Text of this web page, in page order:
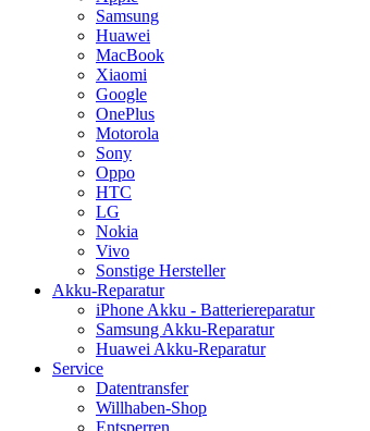
Samsung
Huawei
MacBook
Xiaomi
Google
OnePlus
Motorola
Sony
Oppo
HTC
LG
Nokia
Vivo
Sonstige Hersteller
Akku-Reparatur
iPhone Akku - Batteriereparatur
Samsung Akku-Reparatur
Huawei Akku-Reparatur
Service
Datentransfer
Willhaben-Shop